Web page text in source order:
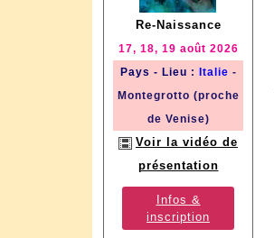
Re-Naissance
17, 18, 19 août 2026
Pays - Lieu : Italie -
Montegrotto (proche
de Venise)
Voir la vidéo de
présentation
Infos &
inscription